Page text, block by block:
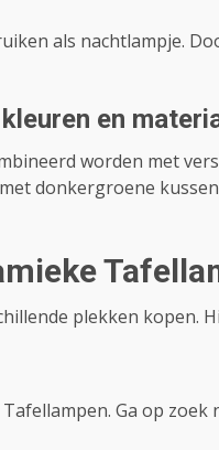
als nachtlampje.
en
worden met
donkergroene
plekken kopen.
Ga op